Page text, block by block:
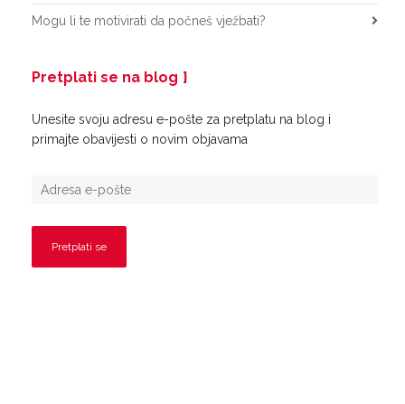
Mogu li te motivirati da počneš vježbati?
Pretplati se na blog
Unesite svoju adresu e-pošte za pretplatu na blog i
primajte obavijesti o novim objavama